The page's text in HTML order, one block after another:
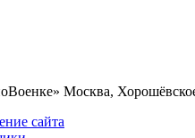
Москва,
сайта